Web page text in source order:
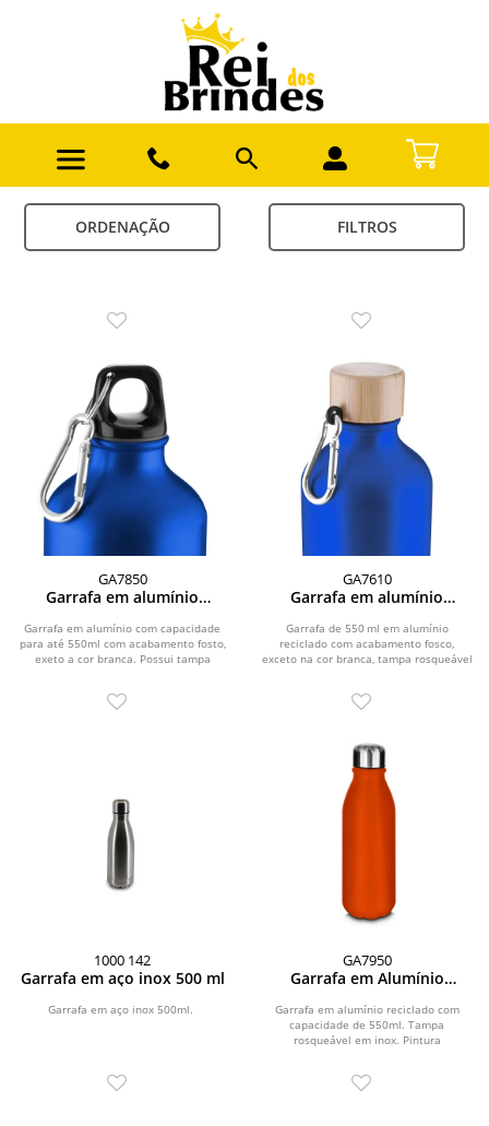
ORDENAÇÃO FILTROS
GA7850
Garrafa em alumínio
Garrafa em alumínio com capacidade
para até 550ml com acabamento fosto,
exeto a cor branca. Possui tampa
GA7610
Garrafa em alumínio
Garrafa de 550 ml em alumínio
reciclado com acabamento fosco,
exceto na cor branca, tampa rosqueável
1000 142
Garrafa em aço inox 500 ml
Garrafa em aço inox 500ml.
GA7950
Garrafa em Alumínio
Garrafa em alumínio reciclado com
capacidade de 550ml. Tampa
rosqueável em inox. Pintura